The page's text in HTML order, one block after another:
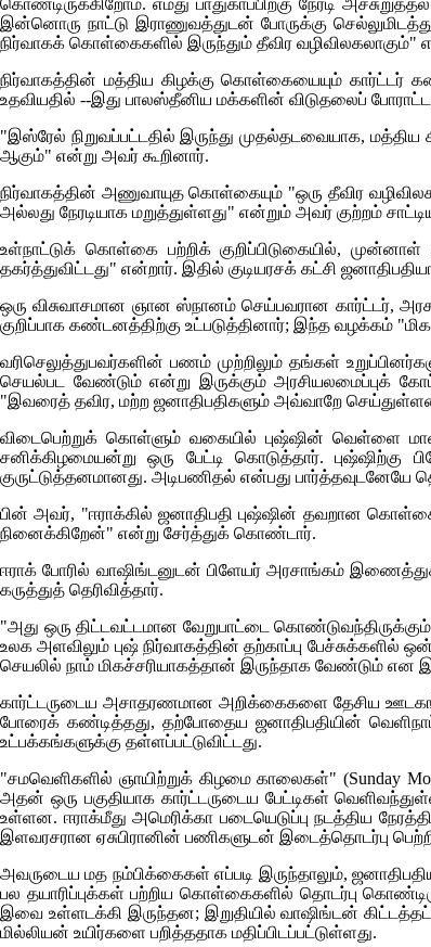
கொண்டிருக்கிறோம். எமது பாதுகாப்பிற்கு நேரடி
இன்னொரு நாட்டு இராணுவத்துடன் போருக்கு
நிர்வாகக் கொள்கைகளில் இருந்தும் தீவிர வழிவிலகலாகும்"
நிர்வாகத்தின் மத்திய கிழக்கு கொள்கையையும் கார்ட்டர்
உதவியதில் --இது பாலஸ்தீனிய மக்களின் விடுதலைப்
"இஸ்ரேல் நிறுவப்பட்டதில் இருந்து முதல்தடவையாக,
ஆகும்" என்று அவர் கூறினார்.
நிர்வாகத்தின் அணுவாயுத கொள்கையும் "ஒரு தீவிர
அல்லது நேரடியாக மறுத்துள்ளது" என்றும் அவர் குற்றம்
உள்நாட்டுக் கொள்கை பற்றிக் குறிப்பிடுகையில்,
தகர்த்துவிட்டது" என்றார். இதில் குடியரசக் கட்சி
ஒரு விசுவாசமான ஞான ஸ்நானம் செய்பவரான கார்ட்டர்,
குறிப்பாக கண்டனத்திற்கு உட்படுத்தினார்; இந்த வழக்கம்
வரிசெலுத்துபவர்களின் பணம் முற்றிலும் தங்கள்
செயல்பட வேண்டும் என்று இருக்கும் அரசியலமைப்புக்
"இவரைத் தவிர, மற்ற ஜனாதிபதிகளும் அவ்வாறே
விடைபெற்றுக் கொள்ளும் வகையில் புஷ்ஷின் வெள்ளை
சனிக்கிழமையன்று ஒரு பேட்டி கொடுத்தார். புஷ்ஷிற்கு
குருட்டுத்தனமானது. அடிபணிதல் என்பது பார்த்தவுடனேயே
பின் அவர், "ஈராக்கில் ஜனாதிபதி புஷ்ஷின் தவறான
நினைக்கிறேன்" என்று சேர்த்துக் கொண்டார்.
ஈராக் போரில் வாஷிங்டனுடன் பிளேயர் அரசாங்கம் இணைத்துக்
கருத்துத் தெரிவித்தார்.
"அது ஒரு திட்டவட்டமான வேறுபாட்டை
உலக அளவிலும் புஷ் நிர்வாகத்தின் தற்காப்பு பேச்சுக்களில்
செயலில் நாம் மிகச்சரியாகத்தான் இருந்தாக வேண்டும் என
கார்ட்டருடைய அசாதரணமான அறிக்கைகளை தேசிய
போரைக் கண்டித்தது, தற்போதைய ஜனாதிபதியின்
உட்பக்கங்களுக்கு தள்ளப்பட்டுவிட்டது.
"சமவெளிகளில் ஞாயிற்றுக் கிழமை காலைகள்" (Sunday
அதன் ஒரு பகுதியாக கார்ட்டருடைய பேட்டிகள்
உள்ளன. ஈராக்மீது அமெரிக்கா படையெடுப்பு நடத்திய
இளவரசரான ஏசுபிரானின் பணிகளுடன் இடைத்தொடர்பு
அவருடைய மத நம்பிக்கைகள் எப்படி இருந்தாலும்,
பல தயாரிப்புக்கள் பற்றிய கொள்கைகளில் தொடர்பு
இவை உள்ளடக்கி இருந்தன; இறுதியில் வாஷிங்டன்
மில்லியன் உயிர்களை பறித்ததாக மதிப்பிடப்பட்டுள்ளது.